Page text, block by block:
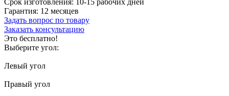
Гарантия: 12 месяцев
Задать вопрос по товару
Заказать консультацию
Это бесплатно!
Выберите угол:
Левый угол
Правый угол